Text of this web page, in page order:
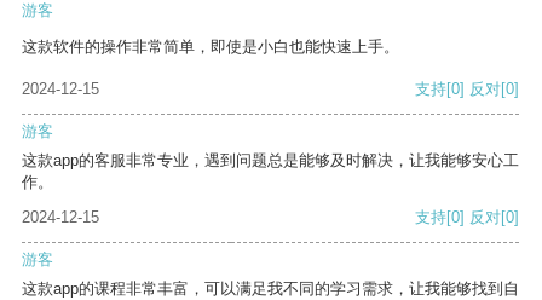
游客
这款软件的操作非常简单，即使是小白也能快速上手。
2024-12-15 支持[0] 反对[0]
游客
这款app的客服非常专业，遇到问题总是能够及时解决，让我能够安心工
作。
2024-12-15
支持[0] 反对[0]
游客
这款app的课程非常丰富，可以满足我不同的学习需求，让我能够找到自